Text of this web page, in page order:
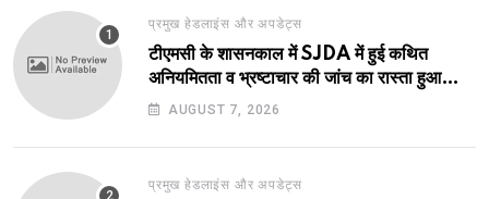
प्रमुख हेडलाइंस और अपडेट्स
टीएमसी के शासनकाल में SJDA में हुई कथित
अनियमितता व भ्रष्टाचार की जांच का रास्ता हुआ
प्रशस्त! एक नए अवतार में लौटा SJDA!
AUGUST 7, 2026
प्रमुख हेडलाइंस और अपडेट्स